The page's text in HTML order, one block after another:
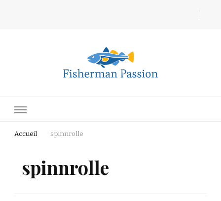
Accueil spinnrolle
spinnrolle